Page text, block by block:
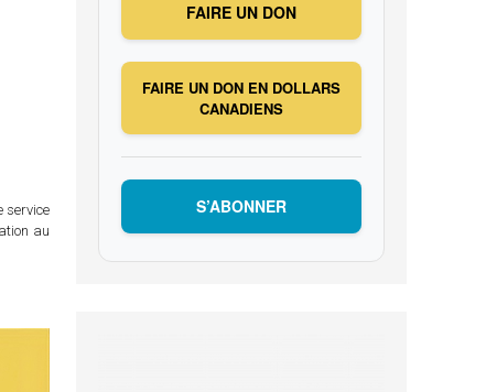
service
au
FAIRE UN DON
FAIRE UN DON EN DOLLARS
CANADIENS
S’ABONNER